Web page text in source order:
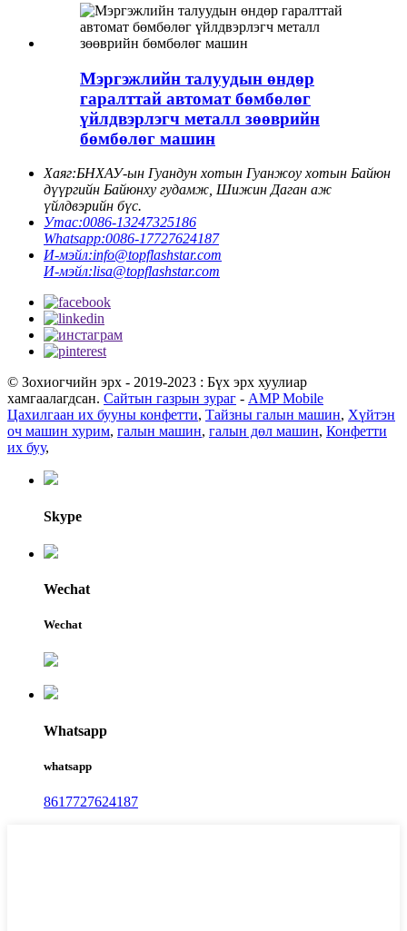
Мэргэжлийн талуудын өндөр
гаралттай автомат бөмбөлөг
үйлдвэрлэгч металл зөөврийн
бөмбөлөг машин
Хаяг:БНХАУ-ын Гуандун хотын Гуанжоу хотын Байюн
дүүргийн Байюнху гудамж, Шижин Даган аж
үйлдвэрийн бүс.
Утас:0086-13247325186
Whatsapp:0086-17727624187
И-мэйл:info@topflashstar.com
И-мэйл:lisa@topflashstar.com
© Зохиогчийн эрх - 2019-2023 : Бүх эрх хуулиар
хамгаалагдсан. Сайтын газрын зураг - AMP Mobile
Цахилгаан их бууны конфетти, Тайзны галын машин, Хүйтэн
оч машин хурим, галын машин, галын дөл машин, Конфетти
их буу,
Skype
Wechat
Wechat
Whatsapp
whatsapp
8617727624187